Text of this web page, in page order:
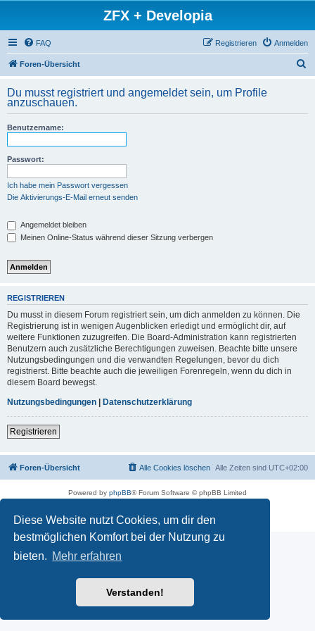
Diese Website nutzt Cookies, um dir den
bestmöglichen Komfort bei der Nutzung zu
bieten. Mehr erfahren
Verstanden!
ZFX + Developia
FAQ Anmelden
Registrieren
Foren-Übersicht
h
Du musst registriert und angemeldet sein, um Profile
anzuschauen.
Benutzername:
Passwort:
Ich habe mein Passwort vergessen
Die Aktivierungs-E-Mail erneut senden
Angemeldet bleiben
Meinen Online-Status während dieser Sitzung verbergen
REGISTRIEREN
Du musst in diesem Forum registriert sein, um dich anmelden zu können. Die
Registrierung ist in wenigen Augenblicken erledigt und ermöglicht dir, auf
weitere Funktionen zuzugreifen. Die Board-Administration kann registrierten
Benutzern auch zusätzliche Berechtigungen zuweisen. Beachte bitte unsere
Nutzungsbedingungen und die verwandten Regelungen, bevor du dich
registrierst. Bitte beachte auch die jeweiligen Forenregeln, wenn du dich in
diesem Board bewegst.
Nutzungsbedingungen | Datenschutzerklärung
Registrieren
Foren-Übersicht Alle Zeiten sind UTC+02:00
Alle Cookies löschen
Powered by phpBB® Forum Software © phpBB Limited
Datenschutz|Nutzungsbedingungen